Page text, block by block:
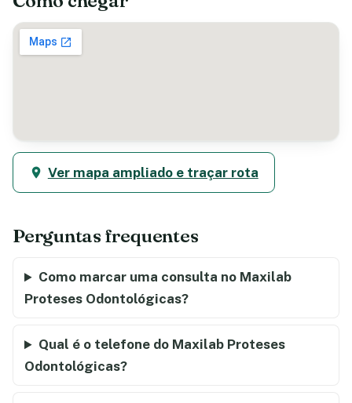
Ver mapa ampliado e traçar rota
Perguntas frequentes
Como marcar uma consulta no Maxilab
Proteses Odontológicas?
Qual é o telefone do Maxilab Proteses
Odontológicas?